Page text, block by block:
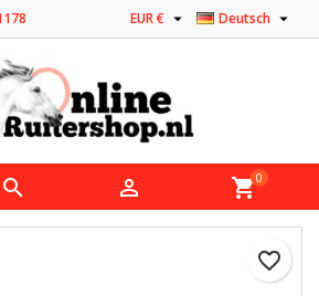
Deutsch 
EUR € 
  shopping_cart0
favorite_border